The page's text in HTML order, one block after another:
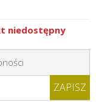
niedostępny
ZAPISZ